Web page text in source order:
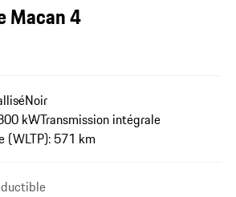
Macan 4
Noir
kWTransmission intégrale
(WLTP): 571 km